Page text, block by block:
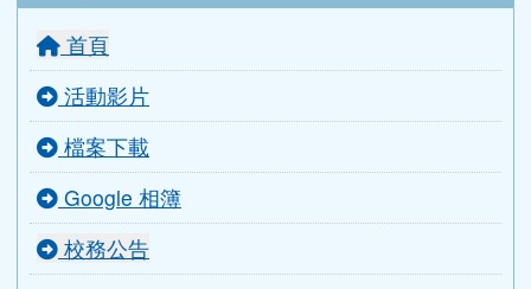
首頁
活動影片
檔案下載
Google 相簿
校務公告